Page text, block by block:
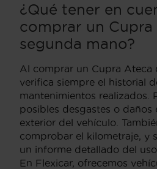
¿Qué tener en
comprar un Cupra
segunda mano?
Al comprar un Cupra Ateca
verifica siempre el historial
mantenimientos realizados.
posibles desgastes o daños
exterior del vehículo.
comprobar el kilometraje, y
un informe detallado del
En Flexicar, ofrecemos